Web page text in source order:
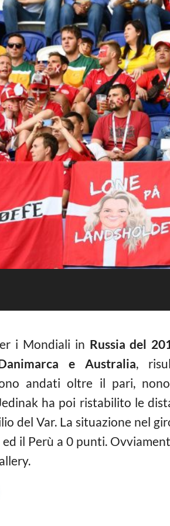
i Mondiali in Russia del
e Australia,
andati oltre il pari,
ha poi ristabilito le
del Var. La situazione nel
ed il Perù a 0 punti.